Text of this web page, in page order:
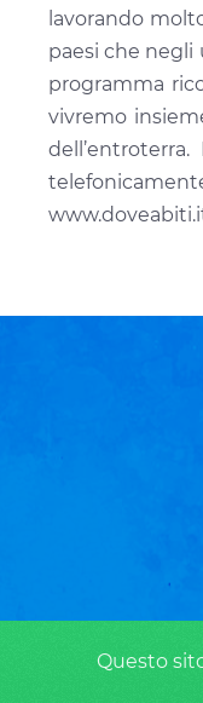
Questo
lavorando
paesi che negli
programma
vivremo